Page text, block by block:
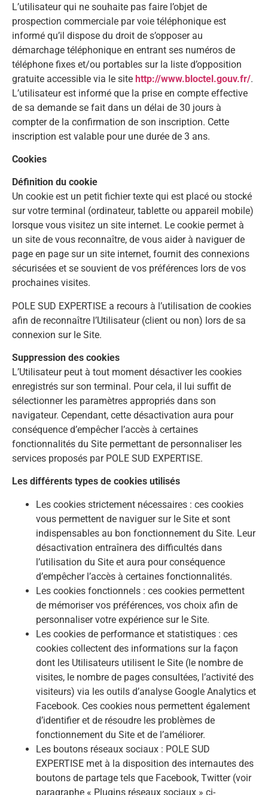
L’utilisateur qui ne souhaite pas faire l’objet de
prospection commerciale par voie téléphonique est
informé qu’il dispose du droit de s’opposer au
démarchage téléphonique en entrant ses numéros de
téléphone fixes et/ou portables sur la liste d’opposition
gratuite accessible via le site http://www.bloctel.gouv.fr/.
L’utilisateur est informé que la prise en compte effective
de sa demande se fait dans un délai de 30 jours à
compter de la confirmation de son inscription. Cette
inscription est valable pour une durée de 3 ans.
Cookies
Définition du cookie
Un cookie est un petit fichier texte qui est placé ou stocké
sur votre terminal (ordinateur, tablette ou appareil mobile)
lorsque vous visitez un site internet. Le cookie permet à
un site de vous reconnaître, de vous aider à naviguer de
page en page sur un site internet, fournit des connexions
sécurisées et se souvient de vos préférences lors de vos
prochaines visites.
POLE SUD EXPERTISE a recours à l’utilisation de cookies
afin de reconnaître l’Utilisateur (client ou non) lors de sa
connexion sur le Site.
Suppression des cookies
L’Utilisateur peut à tout moment désactiver les cookies
enregistrés sur son terminal. Pour cela, il lui suffit de
sélectionner les paramètres appropriés dans son
navigateur. Cependant, cette désactivation aura pour
conséquence d’empêcher l’accès à certaines
fonctionnalités du Site permettant de personnaliser les
services proposés par POLE SUD EXPERTISE.
Les différents types de cookies utilisés
Les cookies strictement nécessaires : ces cookies
vous permettent de naviguer sur le Site et sont
indispensables au bon fonctionnement du Site. Leur
désactivation entraînera des difficultés dans
l’utilisation du Site et aura pour conséquence
d’empêcher l’accès à certaines fonctionnalités.
Les cookies fonctionnels : ces cookies permettent
de mémoriser vos préférences, vos choix afin de
personnaliser votre expérience sur le Site.
Les cookies de performance et statistiques : ces
cookies collectent des informations sur la façon
dont les Utilisateurs utilisent le Site (le nombre de
visites, le nombre de pages consultées, l’activité des
visiteurs) via les outils d’analyse Google Analytics et
Facebook. Ces cookies nous permettent également
d’identifier et de résoudre les problèmes de
fonctionnement du Site et de l’améliorer.
Les boutons réseaux sociaux : POLE SUD
EXPERTISE met à la disposition des internautes des
boutons de partage tels que Facebook, Twitter (voir
paragraphe « Plugins réseaux sociaux » ci-